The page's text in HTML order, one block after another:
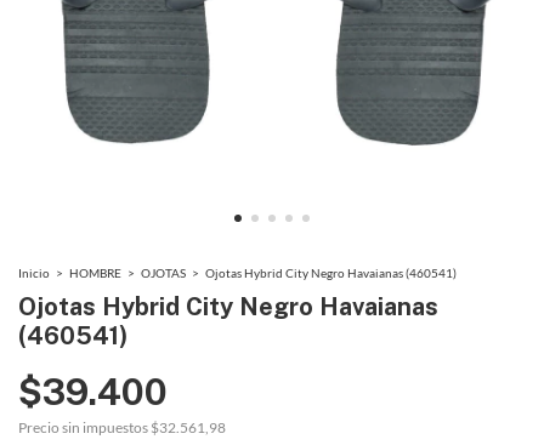
Inicio > HOMBRE > OJOTAS > Ojotas Hybrid City Negro Havaianas (460541)
Ojotas Hybrid City Negro Havaianas
(460541)
$39.400
Precio sin impuestos $32.561,98